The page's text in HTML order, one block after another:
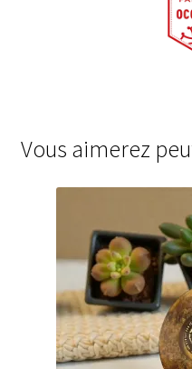
Vous aimerez